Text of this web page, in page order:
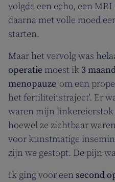
volgde een echo, een
daarna met volle moed
starten.
Maar het vervolg was
operatie moest ik 3
menopauze 'om een
het fertiliteitstraject'. Er
waren mijn
hoewel ze zichtbaar
voor kunstmatige
zijn we gestopt. De pijn
Ik ging voor een second